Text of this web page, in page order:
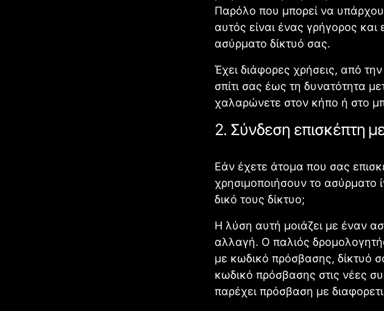
Παρόλο που μπορεί να
αυτός είναι ένας γρήγορος και
ασύρματο δίκτυό σας.
Έχει διάφορες χρήσεις, από
σπίτι σας έως τη δυνατότητα
χαλαρώνετε στον κήπο ή στο
2. Σύνδεση επισκέπτη
Εάν έχετε άτομα που σας
χρησιμοποιήσουν το ασύρματο
δικό τους δίκτυο;
Η λύση αυτή μοιάζει με έναν
αλλαγή. Ο παλιός
με κωδικό πρόσβασης, δίκτυό
κωδικό πρόσβασης στις νέες
παρέχει πρόσβαση με